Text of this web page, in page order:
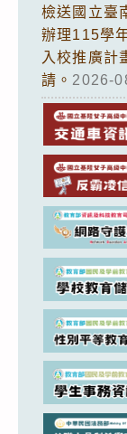
檢送國立臺
辦理115學
入校推廣計
請。 2026-